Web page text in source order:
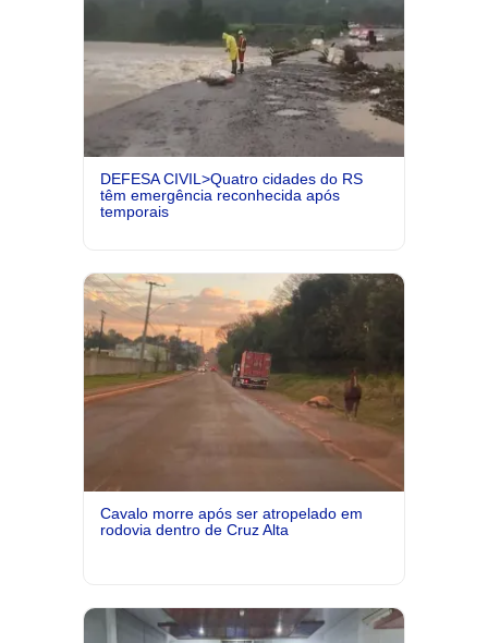
DEFESA CIVIL>Quatro cidades do RS
têm emergência reconhecida após
temporais
Cavalo morre após ser atropelado em
rodovia dentro de Cruz Alta